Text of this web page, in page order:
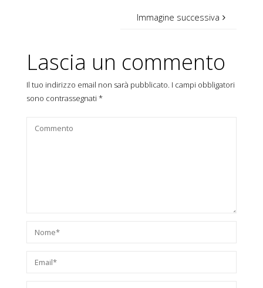
Immagine successiva
Lascia un commento
Il tuo indirizzo email non sarà pubblicato. I campi obbligatori
sono contrassegnati *